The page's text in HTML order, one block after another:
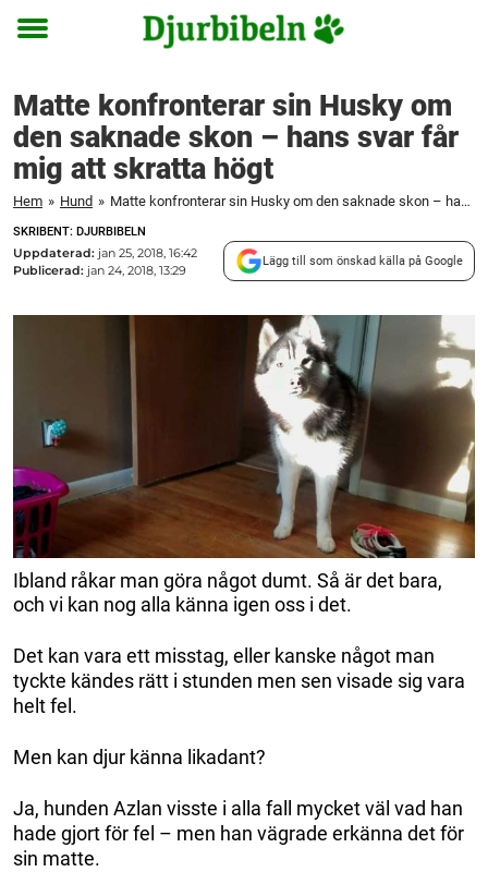
Toggle
Matte konfronterar sin Husky om
den saknade skon – hans svar får
mig att skratta högt
Hem » Hund » Matte konfronterar sin Husky om den saknade skon – hans svar får mig att skratta högt
SKRIBENT: DJURBIBELN
Uppdaterad: jan 25, 2018, 16:42
Publicerad: jan 24, 2018, 13:29
Lägg till som önskad källa på Google
Ibland råkar man göra något dumt. Så är det bara,
och vi kan nog alla känna igen oss i det.
Det kan vara ett misstag, eller kanske något man
tyckte kändes rätt i stunden men sen visade sig vara
helt fel.
Men kan djur känna likadant?
Ja, hunden Azlan visste i alla fall mycket väl vad han
hade gjort för fel – men han vägrade erkänna det för
sin matte.